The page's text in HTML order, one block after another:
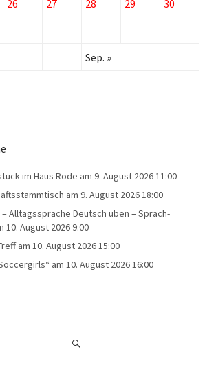
26 27 28 29
30
Sep. »
im Haus Rode am 9. August 2026 11:00
am 9. August 2026 18:00
Alltagssprache Deutsch üben – Sprach-
10. August 2026 9:00
am 10. August 2026 15:00
am 10. August 2026 16:00